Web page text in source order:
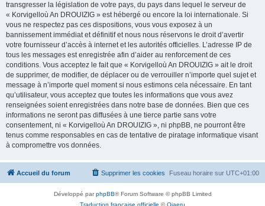
transgresser la législation de votre pays, du pays dans lequel le serveur de
« Korvigelloù An DROUIZIG » est hébergé ou encore la loi internationale. Si
vous ne respectez pas ces dispositions, vous vous exposez à un
bannissement immédiat et définitif et nous nous réservons le droit d’avertir
votre fournisseur d’accès à internet et les autorités officielles. L’adresse IP de
tous les messages est enregistrée afin d’aider au renforcement de ces
conditions. Vous acceptez le fait que « Korvigelloù An DROUIZIG » ait le droit
de supprimer, de modifier, de déplacer ou de verrouiller n’importe quel sujet et
message à n’importe quel moment si nous estimons cela nécessaire. En tant
qu’utilisateur, vous acceptez que toutes les informations que vous avez
renseignées soient enregistrées dans notre base de données. Bien que ces
informations ne seront pas diffusées à une tierce partie sans votre
consentement, ni « Korvigelloù An DROUIZIG », ni phpBB, ne pourront être
tenus comme responsables en cas de tentative de piratage informatique visant
à compromettre vos données.
Accueil du forum Fuseau horaire sur UTC+01:00
Supprimer les cookies
Développé parphpBB® Forum Software © phpBB Limited
Traduction française officielle ©Qiaeru